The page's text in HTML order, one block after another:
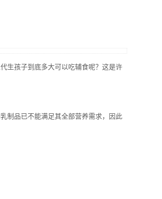
生孩子到底多大可以吃辅食呢？这是许
制品已不能满足其全部营养需求，因此